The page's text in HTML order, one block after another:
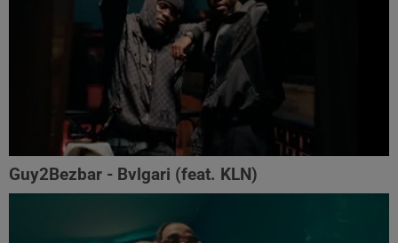
Guy2Bezbar - Bvlgari (feat. KLN)